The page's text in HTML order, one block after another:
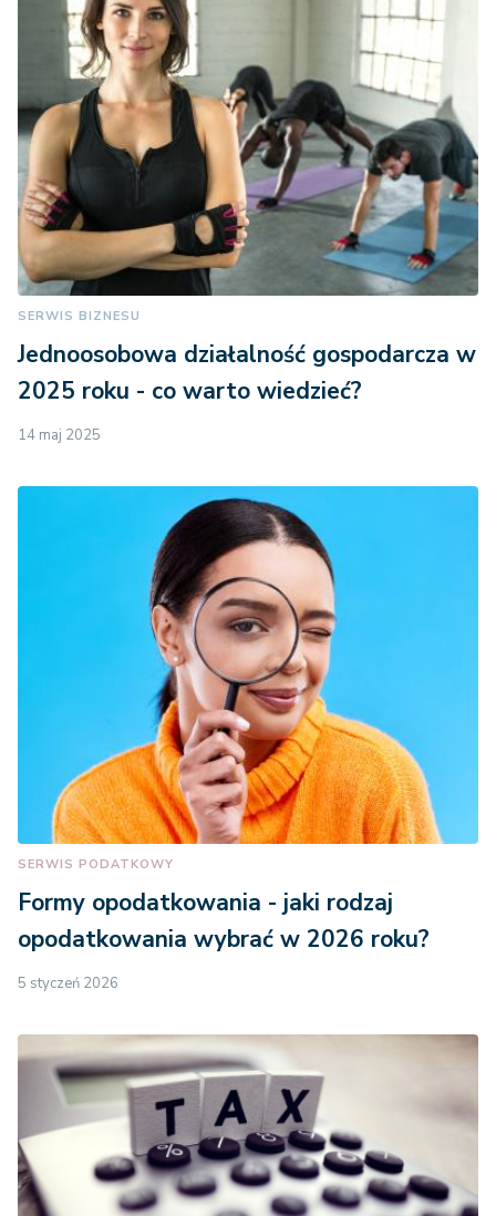
SERWIS BIZNESU
Jednoosobowa działalność gospodarcza w
2025 roku - co warto wiedzieć?
14 maj 2025
SERWIS PODATKOWY
Formy opodatkowania - jaki rodzaj
opodatkowania wybrać w 2026 roku?
5 styczeń 2026